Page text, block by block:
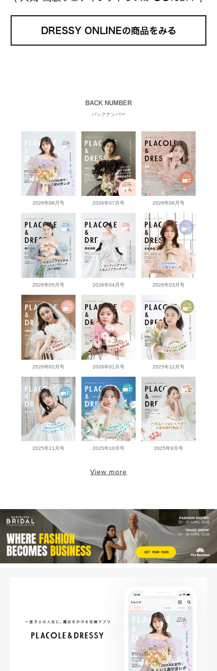
BACK NUMBER
バックナンバー
2026年08月号 2026年07月号 2026年06月号
2026年05月号 2026年04月号 2026年03月号
2026年02月号 2026年01月号 2025年12月号
2025年11月号 2025年10月号 2025年9月号
View more